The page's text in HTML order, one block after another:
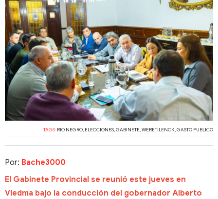
TAGS: RIO NEGRO, ELECCIONES,GABINETE,WERETILENCK,GASTO PUBLICO
Por: Bache3000
El Gabinete Provincial se reunió este jueves en
Viedma bajo la conducción del gobernador Alberto